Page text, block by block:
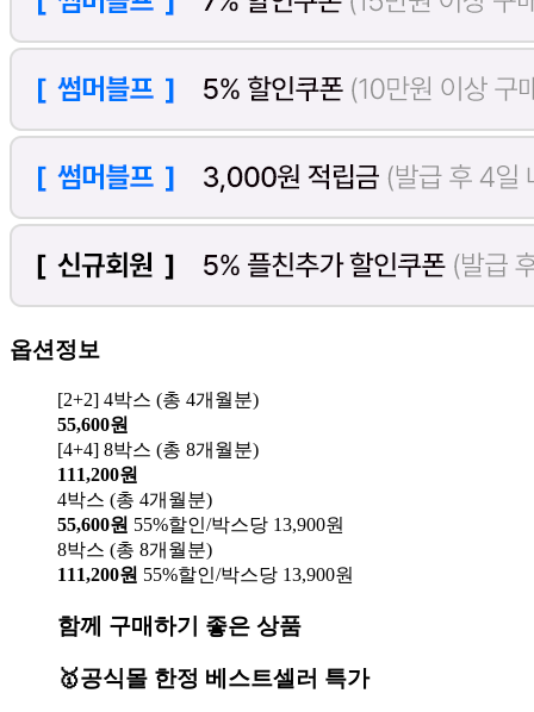
옵션정보
[2+2] 4박스 (총 4개월분)
55,600원
[4+4] 8박스 (총 8개월분)
111,200원
4박스 (총 4개월분)
55,600원 55%할인/박스당 13,900원
8박스 (총 8개월분)
111,200원 55%할인/박스당 13,900원
함께 구매하기 좋은 상품
🥇공식몰 한정 베스트셀러 특가